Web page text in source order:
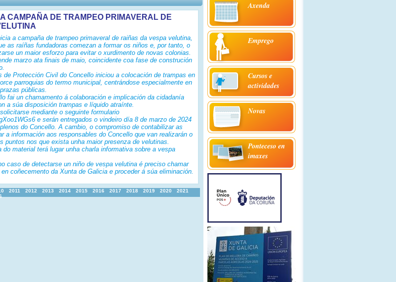
CAMPAÑA DE TRAMPEO PRIMAVERAL DE
a campaña de trampeo primaveral de raiñas da vespa velutina,
as raíñas fundadoras comezan a formar os niños e, por tanto, o
un maior esforzo para evitar o xurdimento de novas colonias.
marzo ata finais de maio, coincidente coa fase de construción
de Protección Civil do Concello iniciou a colocación de trampas en
parroquias do termo municipal, centrándose especialmente en
públicas.
fai un chamamento á colaboración e implicación da cidadanía
a súa disposición trampas e líquido atraínte.
mediante o seguinte formulario
e serán entregados o vindeiro día 8 de marzo de 2024
do Concello. A cambio, o compromiso de contabilizar as
a información aos responsables do Concello que van realizarán o
puntos nos que exista unha maior presenza de velutinas.
do material terá lugar unha charla informativa sobre a vespa
caso de detectarse un niño de vespa velutina é preciso chamar
coñecemento da Xunta de Galicia e proceder á súa eliminación.
2011 2012 2013 2014 2015 2016 2017 2018 2019 2020
2021
Axenda
Emprego
Cursos e
actividades
Novas
Ponteceso en
imaxes